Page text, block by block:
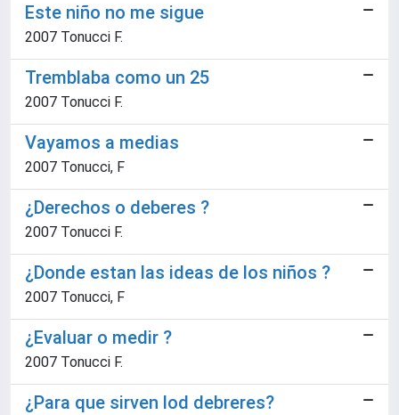
Este niño no me sigue
2007 Tonucci F.
Tremblaba como un 25
2007 Tonucci F.
Vayamos a medias
2007 Tonucci, F
¿Derechos o deberes ?
2007 Tonucci F.
¿Donde estan las ideas de los niños ?
2007 Tonucci, F
¿Evaluar o medir ?
2007 Tonucci F.
¿Para que sirven lod debreres?